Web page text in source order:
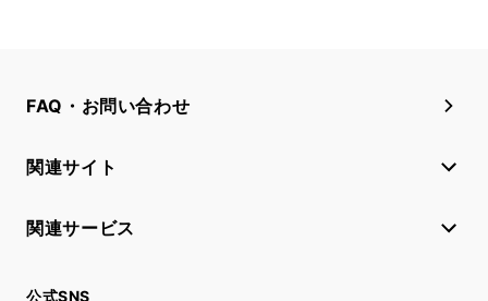
FAQ・お問い合わせ
関連サイト
関連サービス
公式SNS